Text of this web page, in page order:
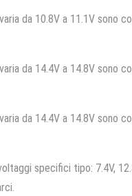
da 10.8V a 11.1V sono
da 14.4V a 14.8V sono
da 14.4V a 14.8V sono
specifici tipo: 7.4V,